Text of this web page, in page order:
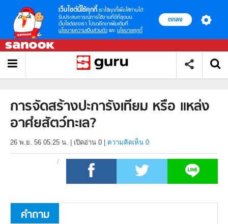
เว็บไซต์นี้ใช้คุกกี้ เราใช้คุกกี้เพื่อให้ท่านได้
รับประสบการณ์การใช้งานที่ดีที่สุดบน
เว็บไซต์ของเรา โปรดศึกษาเพิ่มเติมที่
นโยบายความเป็นส่วนตัว และ นโยบายคุกกี้
ตกลง
การจัดสร้างปะการังเทียม หรือ แหล่ง
อาศํยสัตว์ทะเล?
26 พ.ย. 56 05.25 น. เปิดอ่าน 0 ความคิดเห็น 0
คำถาม